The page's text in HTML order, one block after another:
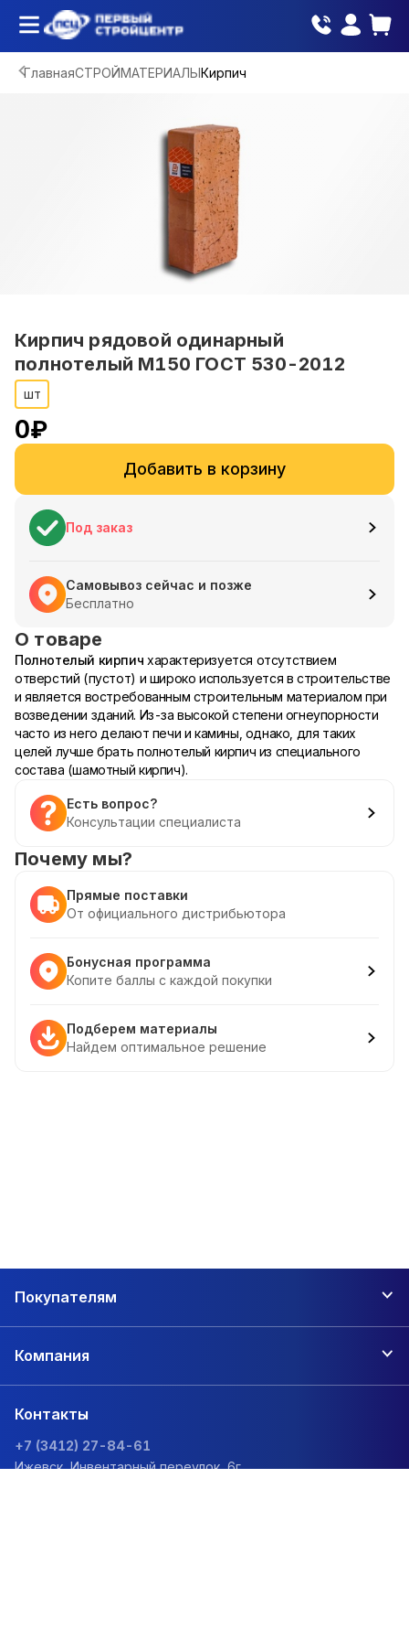
ГлавнаяСТРОЙМАТЕРИАЛЫКирпич
Кирпич рядовой одинарный
полнотелый М150 ГОСТ 530-2012
шт
0₽
Добавить в корзину
Под заказ
Самовывоз сейчас и позже
Бесплатно
О товаре
Полнотелый кирпич характеризуется отсутствием
отверстий (пустот) и широко используется в строительстве
и является востребованным строительным материалом при
возведении зданий. Из-за высокой степени огнеупорности
часто из него делают печи и камины, однако, для таких
целей лучше брать полнотелый кирпич из специального
состава (шамотный кирпич).
Есть вопрос?
Консультации специалиста
Почему мы?
Прямые поставки
От официального дистрибьютора
Бонусная программа
Копите баллы с каждой покупки
Подберем материалы
Найдем оптимальное решение
Покупателям
Компания
Контакты
+7 (3412) 27-84-61
Ижевск, Инвентарный переулок, 6г